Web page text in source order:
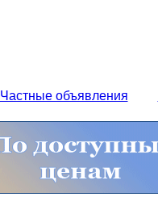
Частные объявления